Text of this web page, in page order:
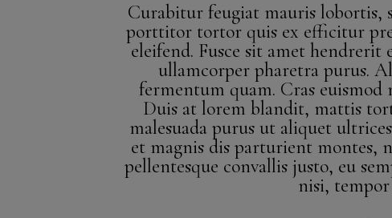
Curabitur feugiat mauris lobortis,
porttitor tortor quis ex efficitur
eleifend. Fusce sit amet
ullamcorper pharetra purus.
fermentum quam. Cras euismod
Duis at lorem blandit, mattis
malesuada purus ut aliquet
et magnis dis parturient montes,
pellentesque convallis justo, eu
nisi, tempor